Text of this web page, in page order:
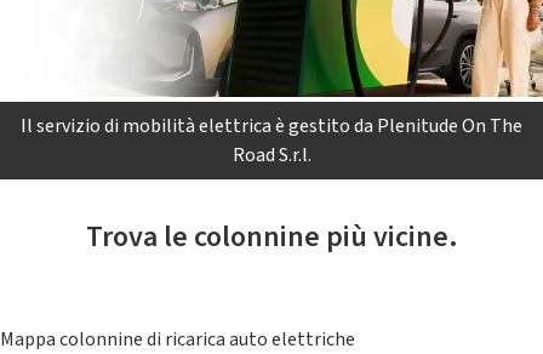
Il servizio di mobilità elettrica è gestito da Plenitude On The
Road S.r.l.
Trova le colonnine più vicine.
Mappa colonnine di ricarica auto elettriche